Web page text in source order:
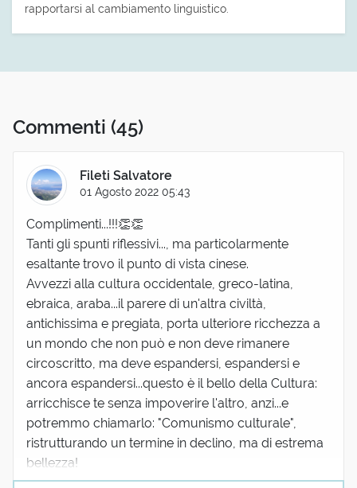
rapportarsi al cambiamento linguistico.
Commenti (45)
Fileti Salvatore
01 Agosto 2022 05:43
Complimenti...!!!👏👏
Tanti gli spunti riflessivi..., ma particolarmente
esaltante trovo il punto di vista cinese.
Avvezzi alla cultura occidentale, greco-latina,
ebraica, araba...il parere di un'altra civiltà,
antichissima e pregiata, porta ulteriore ricchezza a
un mondo che non può e non deve rimanere
circoscritto, ma deve espandersi, espandersi e
ancora espandersi...questo è il bello della Cultura:
arricchisce te senza impoverire l'altro, anzi...e
potremmo chiamarlo: "Comunismo culturale",
ristrutturando un termine in declino, ma di estrema
bellezza!